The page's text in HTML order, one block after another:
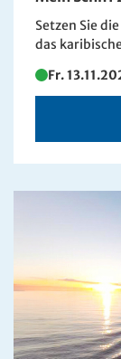
Setzen Sie
das
Fr.